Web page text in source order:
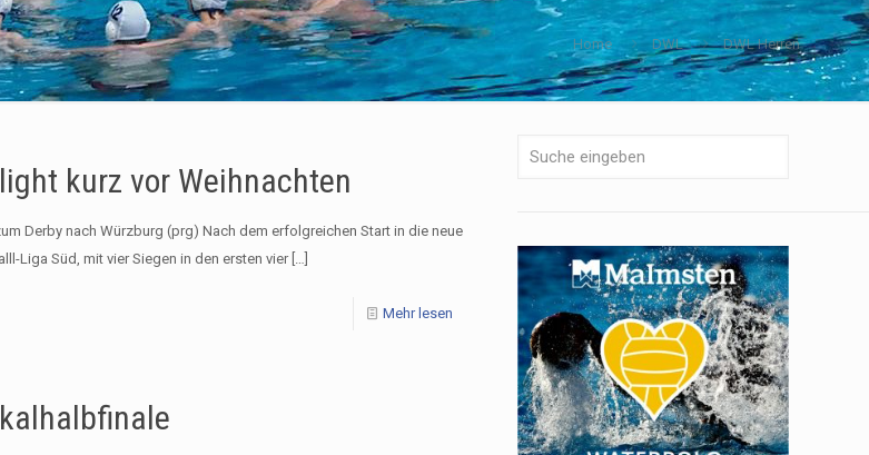
Home DWL DWL Herren
kurz vor Weihnachten
Derby nach Würzburg (prg) Nach dem erfolgreichen Start in die neue
Liga Süd, mit vier Siegen in den ersten vier[…]
Mehr lesen